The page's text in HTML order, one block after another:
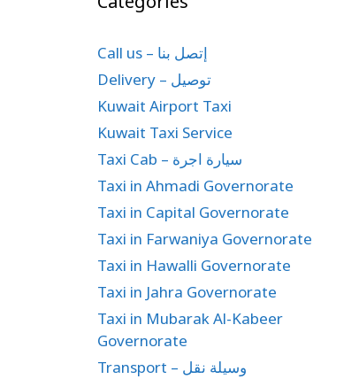
Call us – إتصل بنا
Delivery – توصيل
Kuwait Airport Taxi
Kuwait Taxi Service
Taxi Cab – سيارة اجرة
Taxi in Ahmadi Governorate
Taxi in Capital Governorate
Taxi in Farwaniya Governorate
Taxi in Hawalli Governorate
Taxi in Jahra Governorate
Taxi in Mubarak Al-Kabeer
Governorate
Transport – وسيلة نقل